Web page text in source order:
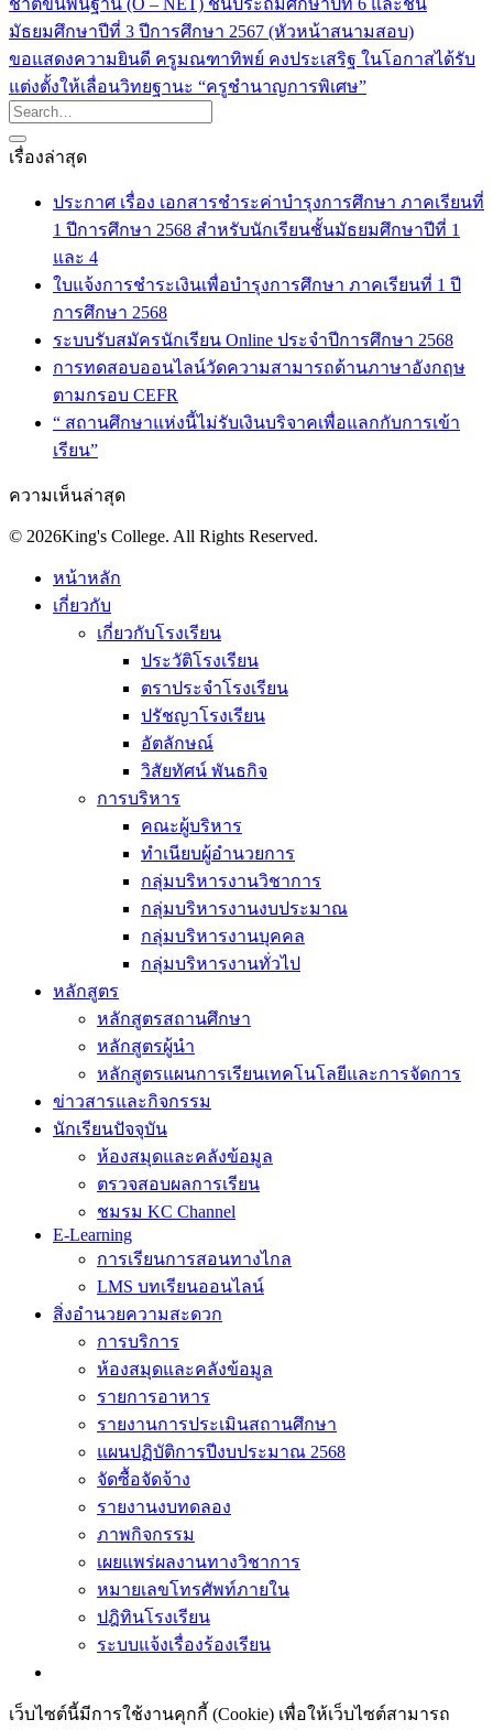
มัธยมศึกษาปีที่ 3 ปีการศึกษา 2567 (หัวหน้าสนามสอบ)
ขอแสดงความยินดี ครูมณฑาทิพย์ คงประเสริฐ ในโอกาสได้รับ
แต่งตั้งให้เลื่อนวิทยฐานะ “ครูชำนาญการพิเศษ”
เรื่องล่าสุด
ประกาศ เรื่อง เอกสารชำระค่าบำรุงการศึกษา ภาคเรียนที่
1 ปีการศึกษา 2568 สำหรับนักเรียนชั้นมัธยมศึกษาปีที่ 1
และ 4
ใบแจ้งการชำระเงินเพื่อบำรุงการศึกษา ภาคเรียนที่ 1 ปี
การศึกษา 2568
ระบบรับสมัครนักเรียน Online ประจำปีการศึกษา 2568
การทดสอบออนไลน์วัดความสามารถด้านภาษาอังกฤษ
ตามกรอบ CEFR
“ สถานศึกษาแห่งนี้ไม่รับเงินบริจาคเพื่อแลกกับการเข้า
เรียน”
ความเห็นล่าสุด
© 2026King's College. All Rights Reserved.
หน้าหลัก
เกี่ยวกับ
เกี่ยวกับโรงเรียน
ประวัติโรงเรียน
ตราประจำโรงเรียน
ปรัชญาโรงเรียน
อัตลักษณ์
วิสัยทัศน์ พันธกิจ
การบริหาร
คณะผู้บริหาร
ทำเนียบผู้อำนวยการ
กลุ่มบริหารงานวิชาการ
กลุ่มบริหารงานงบประมาณ
กลุ่มบริหารงานบุคคล
กลุ่มบริหารงานทั่วไป
หลักสูตร
หลักสูตรสถานศึกษา
หลักสูตรผู้นำ
หลักสูตรแผนการเรียนเทคโนโลยีและการจัดการ
ข่าวสารและกิจกรรม
นักเรียนปัจจุบัน
ห้องสมุดและคลังข้อมูล
ตรวจสอบผลการเรียน
ชมรม KC Channel
E-Learning
การเรียนการสอนทางไกล
LMS บทเรียนออนไลน์
สิ่งอำนวยความสะดวก
การบริการ
ห้องสมุดและคลังข้อมูล
รายการอาหาร
รายงานการประเมินสถานศึกษา
แผนปฏิบัติการปีงบประมาณ 2568
จัดซื้อจัดจ้าง
รายงานงบทดลอง
ภาพกิจกรรม
เผยแพร่ผลงานทางวิชาการ
หมายเลขโทรศัพท์ภายใน
ปฎิทินโรงเรียน
ระบบแจ้งเรื่องร้องเรียน
เว็บไซต์นี้มีการใช้งานคุกกี้ (Cookie) เพื่อให้เว็บไซต์สามารถ